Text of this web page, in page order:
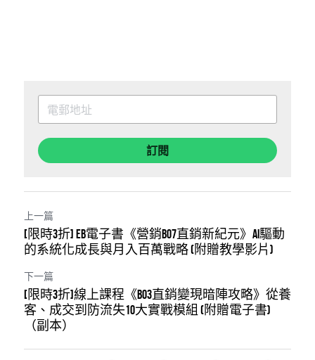
訂閱
上一篇
[限時3折] EB電子書《營銷B07直銷新紀元》AI驅動
的系統化成長與月入百萬戰略 (附贈教學影片)
下一篇
[限時3折]線上課程《B03直銷變現暗陣攻略》從養
客、成交到防流失10大實戰模組 (附贈電子書)
（副本）